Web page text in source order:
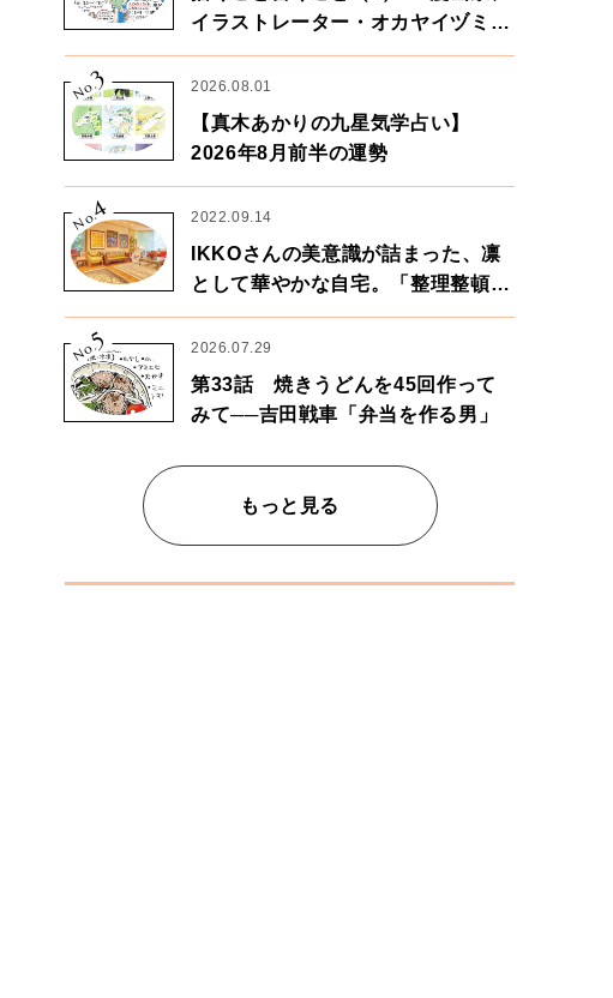
イラストレーター・オカヤイヅミさ
ん×漫画家・鶴谷香央理さん
No.
3 2026.08.01
【真木あかりの九星気学占い】
2026年8月前半の運勢
No.
4 2022.09.14
IKKOさんの美意識が詰まった、凛
として華やかな自宅。「整理整頓は
心のリズムが乱されないための作
業」。
No.
5 2026.07.29
第33話 焼きうどんを45回作って
みて──吉田戦車「弁当を作る男」
もっと見る